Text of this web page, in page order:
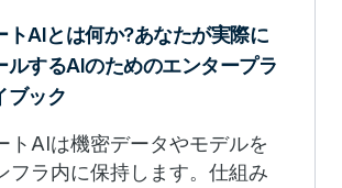
トAIとは何か?あなたが実際に
ルするAIのためのエンタープラ
ブック
トAIは機密データやモデルを
フラ内に保持します。仕組み